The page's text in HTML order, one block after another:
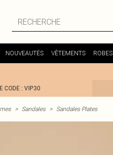
NOUVEAUTÉS VÊTEMENTS ROBES
CODE : VIP30
> Sandales > Sandales Plates